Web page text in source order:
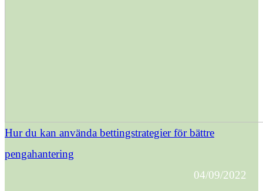
Hur du kan använda bettingstrategier för bättre
pengahantering
04/09/2022